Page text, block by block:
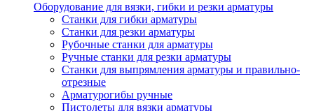
Оборудование для вязки, гибки и резки арматуры
Станки для гибки арматуры
Станки для резки арматуры
Рубочные станки для арматуры
Ручные станки для резки арматуры
Станки для выпрямления арматуры и правильно-
отрезные
Арматурогибы ручные
Пистолеты для вязки арматуры